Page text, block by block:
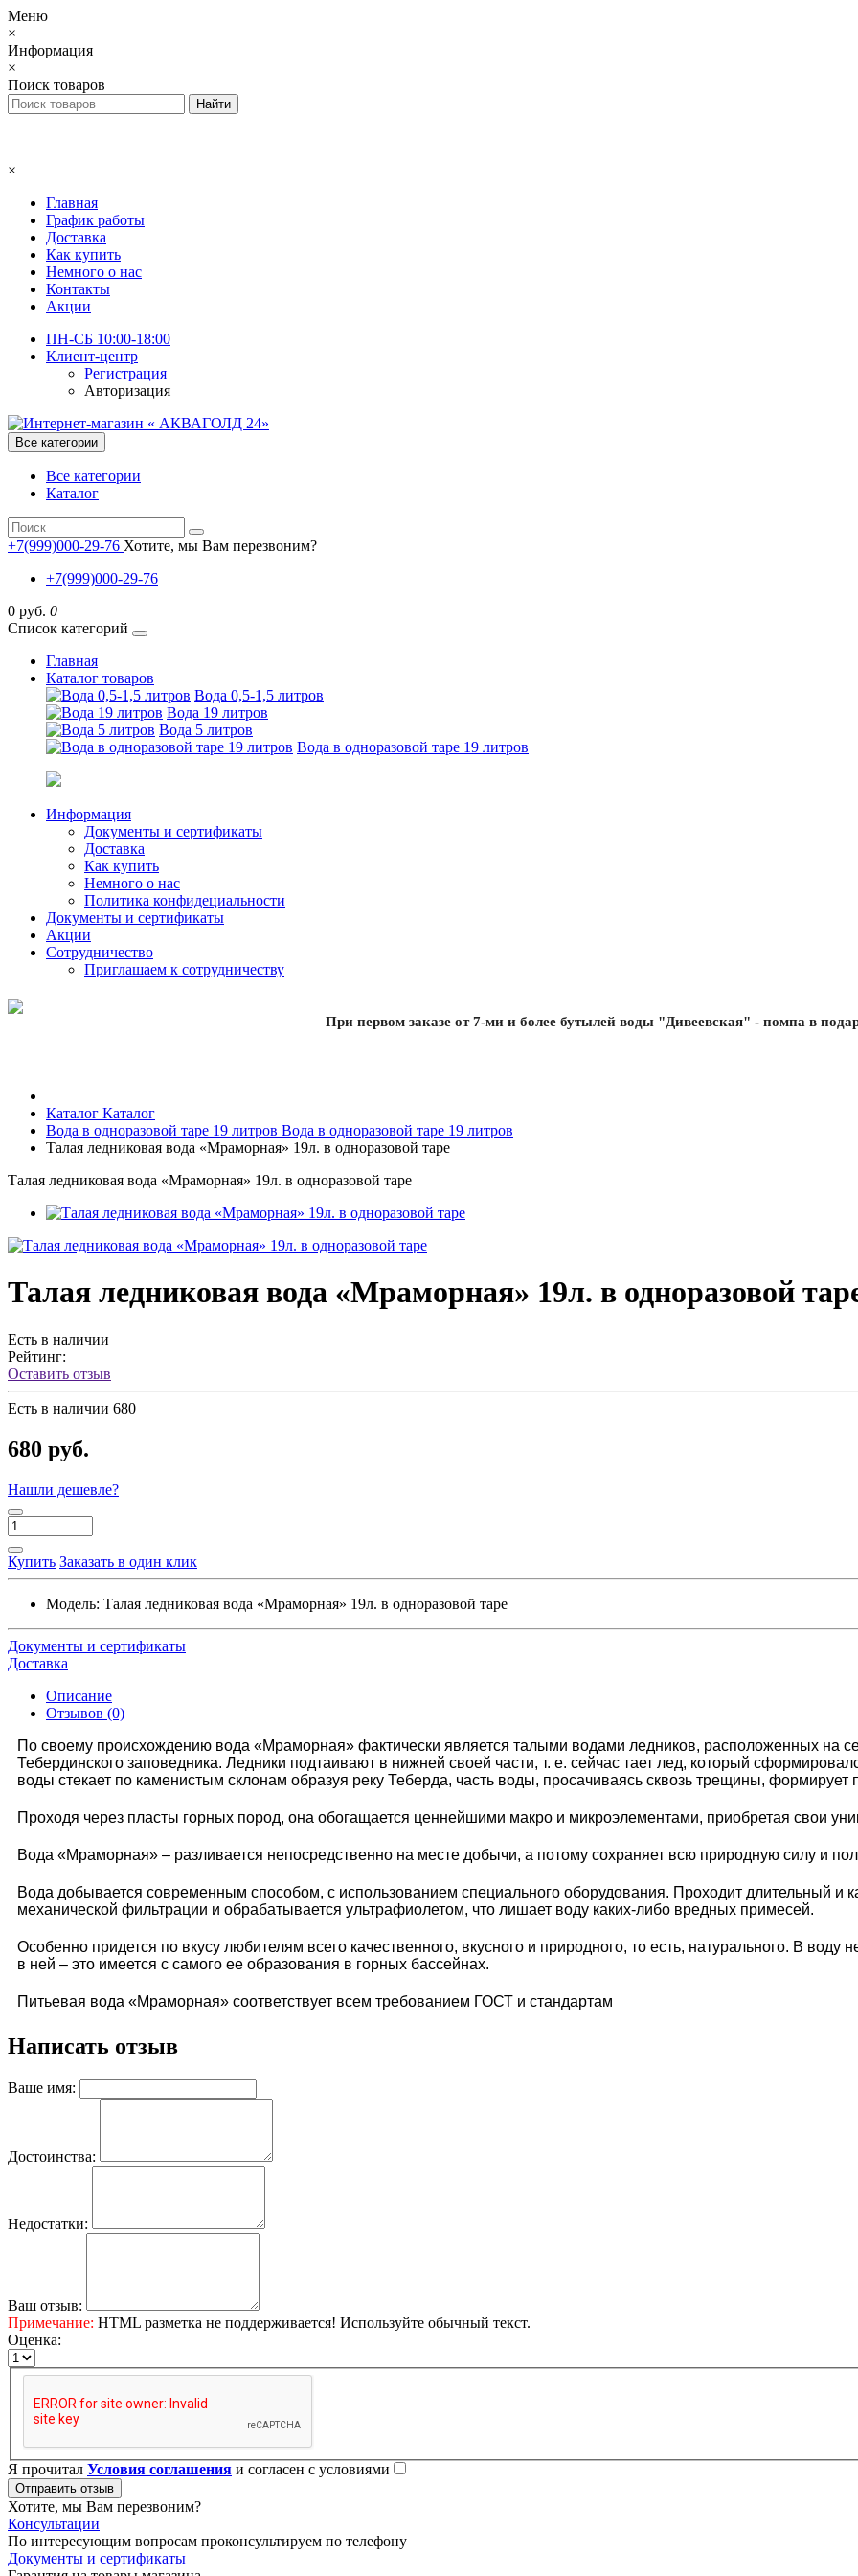
Меню
×
Информация
×
Поиск товаров
×
Главная
График работы
Доставка
Как купить
Немного о нас
Контакты
Акции
ПН-СБ 10:00-18:00
Клиент-центр
Регистрация
Авторизация
Все категории
Все категории
Каталог
+7(999)000-29-76 Хотите, мы Вам перезвоним?
+7(999)000-29-76
0 руб. 0
Список категорий
Главная
Каталог товаров
Вода 0,5-1,5 литров
Вода 19 литров
Вода 5 литров
Вода в одноразовой таре 19 литров
Информация
Документы и сертификаты
Доставка
Как купить
Немного о нас
Политика конфидециальности
Документы и сертификаты
Акции
Сотрудничество
Приглашаем к сотрудничеству
При первом заказе от 7-ми и более бутылей воды "Дивеевская" - помпа в
Каталог Каталог
Вода в одноразовой таре 19 литров Вода в одноразовой таре 19 литров
Талая ледниковая вода «Мраморная» 19л. в одноразовой таре
Талая ледниковая вода «Мраморная» 19л. в одноразовой таре
Талая ледниковая вода «Мраморная» 19л. в одноразовой
Есть в наличии
Рейтинг:
Оставить отзыв
Есть в наличии 680
680 руб.
Нашли дешевле?
Купить Заказать в один клик
Модель: Талая ледниковая вода «Мраморная» 19л. в одноразовой таре
Документы и сертификаты
Доставка
Описание
Отзывов (0)
По своему происхождению вода «Мраморная» фактически является талыми водами ледников, расположенных на
Тебердинского заповедника. Ледники подтаивают в нижней своей части, т. е. сейчас тает лед, который
воды стекает по каменистым склонам образуя реку Теберда, часть воды, просачиваясь сквозь трещины,
Проходя через пласты горных пород, она обогащается ценнейшими макро и микроэлементами, приобретая свои
Вода «Мраморная» – разливается непосредственно на месте добычи, а потому сохраняет всю природную силу и
Вода добывается современным способом, с использованием специального оборудования. Проходит длительный и
механической фильтрации и обрабатывается ультрафиолетом, что лишает воду каких-либо вредных примесей.
Особенно придется по вкусу любителям всего качественного, вкусного и природного, то есть, натурального. В
в ней – это имеется с самого ее образования в горных бассейнах.
Питьевая вода «Мраморная» соответствует всем требованием ГОСТ и стандартам
Написать отзыв
Ваше имя:
Достоинства:
Недостатки:
Ваш отзыв:
Примечание: HTML разметка не поддерживается! Используйте обычный текст.
Оценка:
Я прочитал Условия соглашения и согласен с условиями
Отправить отзыв
Хотите, мы Вам перезвоним?
Консультации
По интересующим вопросам проконсультируем по телефону
Документы и сертификаты